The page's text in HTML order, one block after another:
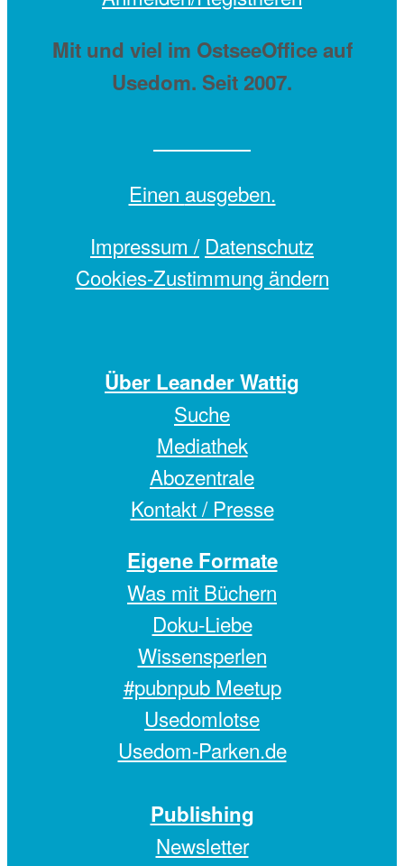
Mit und viel im OstseeOffice auf
Usedom. Seit 2007.
Einen ausgeben.
Impressum / Datenschutz
Cookies-Zustimmung ändern
Über Leander Wattig
Suche
Mediathek
Abozentrale
Kontakt / Presse
Eigene Formate
Was mit Büchern
Doku-Liebe
Wissensperlen
#pubnpub Meetup
Usedomlotse
Usedom-Parken.de
Publishing
Newsletter